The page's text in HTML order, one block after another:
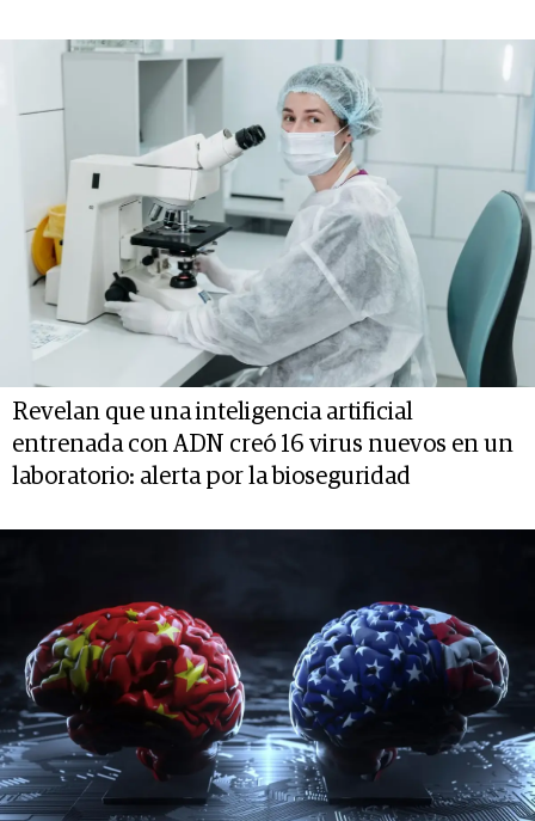
Revelan que una inteligencia artificial
entrenada con ADN creó 16 virus nuevos en un
laboratorio: alerta por la bioseguridad